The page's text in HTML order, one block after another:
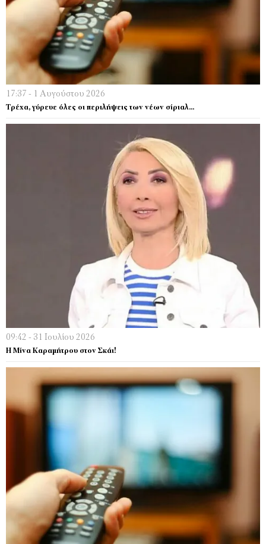
17:37 - 1 Αυγούστου 2026
Τρέχα, γύρευε όλες οι περιλήψεις των νέων σίριαλ…
09:42 - 31 Ιουλίου 2026
Η Μίνα Καραμήτρου στον Σκάι!